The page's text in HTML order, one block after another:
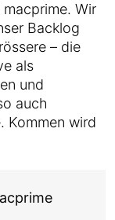
Wir
Backlog
– die
als
und
auch
Kommen wird